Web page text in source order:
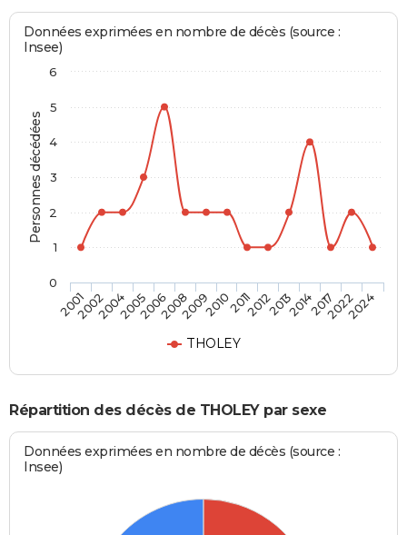
Personnes décédées
Données exprimées en nombre de décès (source :
Insee)
THOLEY
200120022004200520062008200920102011201220132014201720222024
0
1
2
3
4
5
6
Répartition des décès de THOLEY par sexe
Données exprimées en nombre de décès (source :
Insee)